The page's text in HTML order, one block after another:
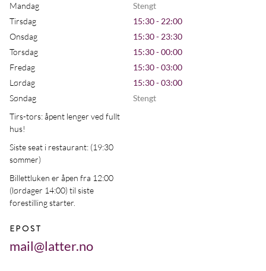
Mandag
Stengt
Tirsdag
15:30 - 22:00
Onsdag
15:30 - 23:30
Torsdag
15:30 - 00:00
Fredag
15:30 - 03:00
Lørdag
15:30 - 03:00
Søndag
Stengt
Tirs-tors: åpent lenger ved fullt
hus!
Siste seat i restaurant: (19:30
sommer)
Billettluken er åpen fra 12:00
(lørdager 14:00) til siste
forestilling starter.
EPOST
mail@latter.no